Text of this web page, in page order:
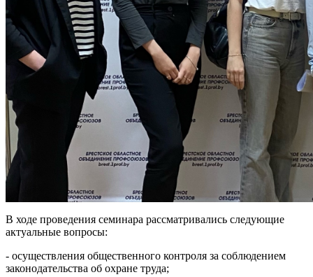
В ходе проведения семинара рассматривались следующие
актуальные вопросы:
- осуществления общественного контроля за соблюдением
законодательства об охране труда;